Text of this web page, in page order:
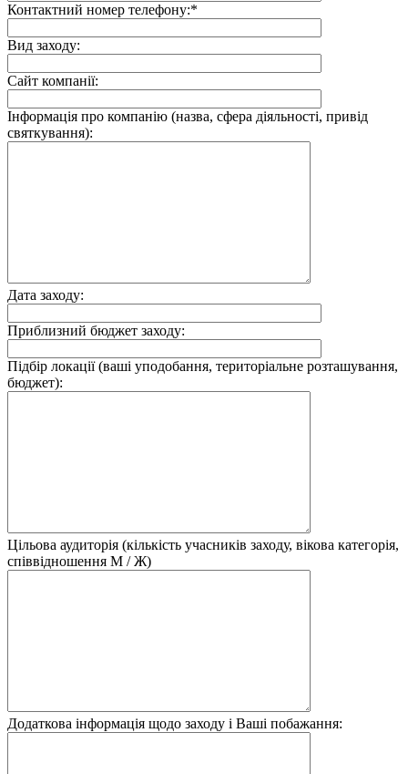
Контактний номер телефону:*
Вид заходу:
Сайт компанії:
Інформація про компанію (назва, сфера діяльності, привід
святкування):
Дата заходу:
Приблизний бюджет заходу:
Підбір локації (ваші уподобання, територіальне розташування,
бюджет):
Цільова аудиторія (кількість учасників заходу, вікова категорія,
співвідношення М / Ж)
Додаткова інформація щодо заходу і Ваші побажання: